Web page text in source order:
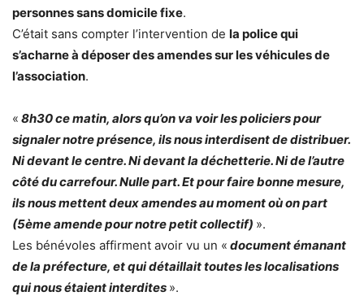
personnes sans domicile fixe.
C’était sans compter l’intervention de la police qui
s’acharne à déposer des amendes sur les véhicules de
l’association.
« 8h30 ce matin, alors qu’on va voir les policiers pour
signaler notre présence, ils nous interdisent de distribuer.
Ni devant le centre. Ni devant la déchetterie. Ni de l’autre
côté du carrefour. Nulle part. Et pour faire bonne mesure,
ils nous mettent deux amendes au moment où on part
(5ème amende pour notre petit collectif) ».
Les bénévoles affirment avoir vu un « document émanant
de la préfecture, et qui détaillait toutes les localisations
qui nous étaient interdites ».